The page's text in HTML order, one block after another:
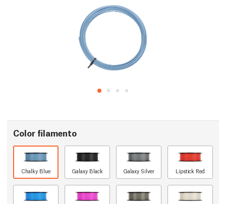
Color filamento
Chalky Blue Galaxy Black Galaxy Silver Lipstick Red